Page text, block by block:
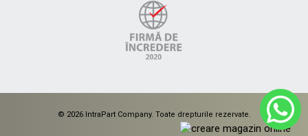
© 2026 IntraPart Company. Toate drepturile rezervate.